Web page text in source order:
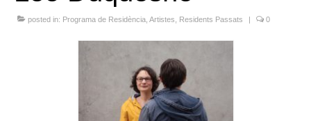
Queda’t amb nosaltres
posted in: Programa de Residència Artistes Residents Passats | 0